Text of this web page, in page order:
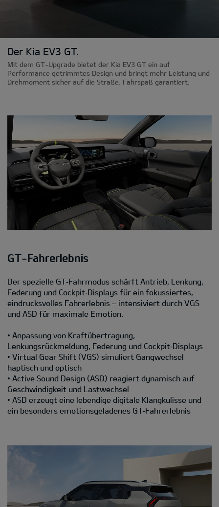
Der Kia EV3 GT.
Mit dem GT-Upgrade bietet der Kia EV3 GT ein auf
Performance getrimmtes Design und bringt mehr Leistung und
Drehmoment sicher auf die Straße. Fahrspaß garantiert.
GT-Fahrerlebnis
Der spezielle GT‑Fahrmodus schärft Antrieb, Lenkung,
Federung und Cockpit‑Displays für ein fokussiertes,
eindrucksvolles Fahrerlebnis – intensiviert durch VGS
und ASD für maximale Emotion.
• Anpassung von Kraftübertragung,
Lenkungsrückmeldung, Federung und Cockpit‑Displays
• Virtual Gear Shift (VGS) simuliert Gangwechsel
haptisch und optisch
• Active Sound Design (ASD) reagiert dynamisch auf
Geschwindigkeit und Lastwechsel
• ASD erzeugt eine lebendige digitale Klangkulisse und
ein besonders emotionsgeladenes GT‑Fahrerlebnis